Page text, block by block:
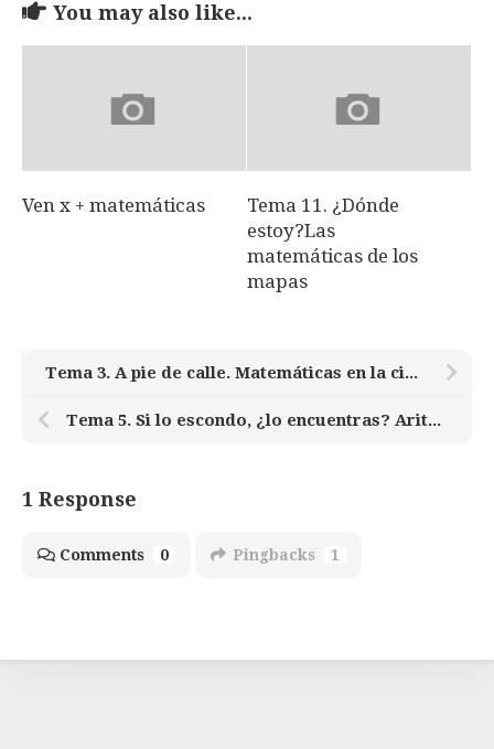
You may also like...
Ven x + matemáticas
Tema 11. ¿Dónde
estoy?Las
matemáticas de los
mapas
Tema 3. A pie de calle. Matemáticas en la ciudad
Tema 5. Si lo escondo, ¿lo encuentras? Aritmética del reloj
1 Response
Comments 0 Pingbacks 1